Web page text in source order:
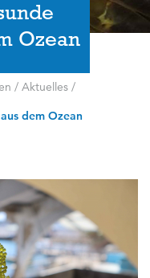
Ozean
/ Aktuelles /
dem Ozean